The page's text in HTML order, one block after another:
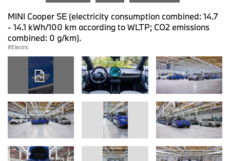
MINI Cooper SE (electricity consumption combined: 14.7
- 14.1 kWh/100 km according to WLTP; CO2 emissions
combined: 0 g/km).
Electric